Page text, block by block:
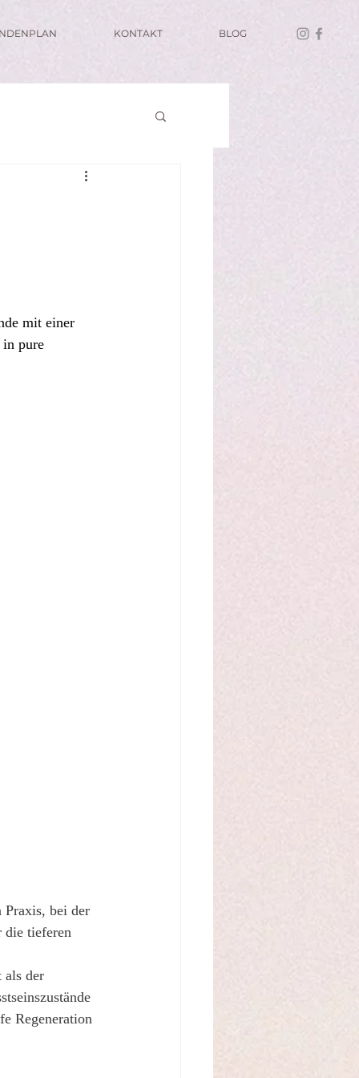
KONTAKT BLOG
mit einer
in pure
bei der
die tieferen
als der
Regeneration